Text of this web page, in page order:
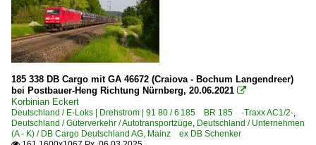
185 338 DB Cargo mit GA 46672 (Craiova - Bochum Langendreer)
bei Postbauer-Heng Richtung Nürnberg, 20.06.2021 
Korbinian Eckert
Deutschland / E-Loks | Drehstrom | 91 80 / 6 185 BR 185 ·Traxx AC1/2·,
Deutschland / Güterverkehr / Autotransportzüge, Deutschland / Unternehmen
(A - K) / DB Cargo Deutschland AG, Mainz ex DB Schenker